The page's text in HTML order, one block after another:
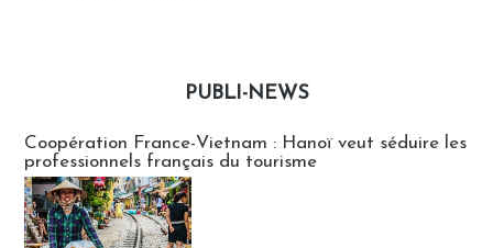
PUBLI-NEWS
Coopération France-Vietnam : Hanoï veut séduire les
professionnels français du tourisme